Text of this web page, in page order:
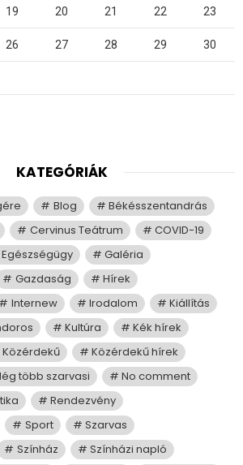
19 20 21 22 23
26 27 28 29 30
KATEGÓRIÁK
Blog
Békésszentandrás
Cervinus Teátrum
COVID-19
Egészségügy
Galéria
Gazdaság
Hírek
Internew Irodalom
Kiállítás
Kultúra
Kék hírek
Közérdekű
Közérdekű hírek
több szarvasi
No comment
Rendezvény
Sport
Szarvas
Színház
Színházi napló